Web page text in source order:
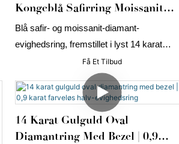
Kongeblå Safirring Moissanit
Evighedsbånd
Blå safir- og moissanit-diamant-
evighedsring, fremstillet i lyst 14 karat
hvidguld. Alle ædelsten er håndparrede for
ensartet skønhed. Den er en smuk
vielsesring eller en god tilføjelse til enhver
Få Et Tilbud
14 Karat Gulguld Oval
Diamantring Med Bezel | 0,9